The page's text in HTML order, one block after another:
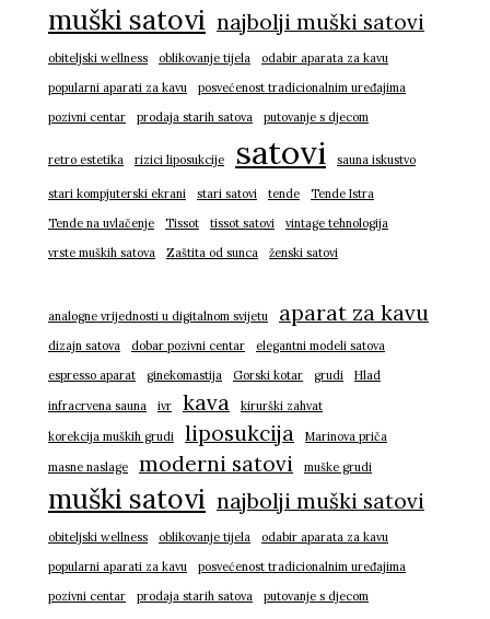
muški satovi najbolji muški satovi
obiteljski wellness oblikovanje tijela
odabir aparata za kavu
popularni aparati za kavu
posvećenost tradicionalnim uređajima
pozivni centar
prodaja starih satova putovanje s djecom
retro estetika rizici liposukcije satovi sauna iskustvo
stari kompjuterski ekrani stari satovi tende
Tende Istra
Tende na uvlačenje
Tissot tissot satovi
vintage tehnologija
vrste muških satova
Zaštita od sunca ženski satovi
analogne vrijednosti u digitalnom svijetu aparat za kavu
dizajn satova dobar pozivni centar
elegantni modeli satova
espresso aparat
ginekomastija Gorski kotar grudi
Hlad
infracrvena sauna
ivr kava
kirurški zahvat
korekcija muških grudi
liposukcija
Marinova priča
masne naslage
moderni satovi muške grudi
muški satovi najbolji muški satovi
obiteljski wellness oblikovanje tijela
odabir aparata za kavu
popularni aparati za kavu
posvećenost tradicionalnim uređajima
pozivni centar
prodaja starih satova putovanje s djecom